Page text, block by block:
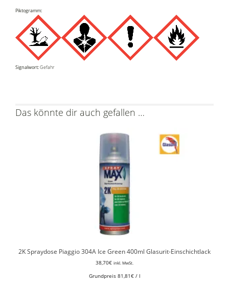
Piktogramm:
Signalwort:Gefahr
Das könnte dir auch gefallen …
2K Spraydose Piaggio 304A Ice Green 400ml Glasurit-Einschichtlack
38,70€ inkl. MwSt.
Grundpreis 81,81€/ l